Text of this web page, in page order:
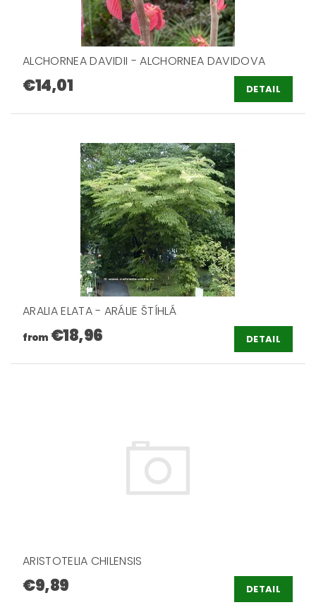
ALCHORNEA DAVIDII - ALCHORNEA DAVIDOVA
€14,01 DETAIL
ARALIA ELATA - ARÁLIE ŠTÍHLÁ
from €18,96 DETAIL
ARISTOTELIA CHILENSIS
€9,89 DETAIL